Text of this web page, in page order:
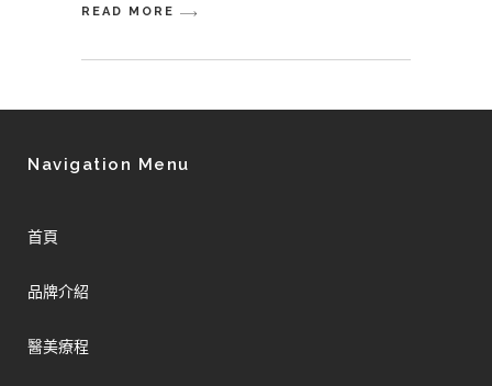
READ MORE
Navigation Menu
首頁
品牌介紹
醫美療程